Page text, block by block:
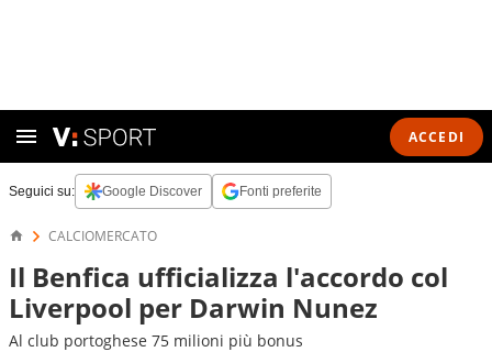
ACCEDI
Seguici su: Google Discover Fonti preferite
CALCIOMERCATO
Il Benfica ufficializza l'accordo col
Liverpool per Darwin Nunez
Al club portoghese 75 milioni più bonus